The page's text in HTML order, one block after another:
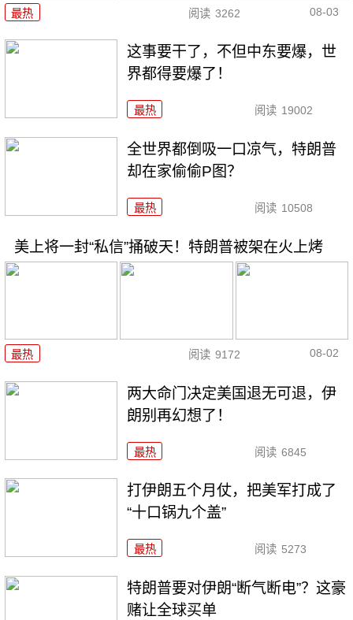
最热 阅读 3262 08-03
这事要干了，不但中东要爆，世
界都得要爆了！
最热 阅读 19002
全世界都倒吸一口凉气，特朗普
却在家偷偷P图？
最热 阅读 10508
美上将一封“私信”捅破天！特朗普被架在火上烤
最热 阅读 9172 08-02
两大命门决定美国退无可退，伊
朗别再幻想了！
最热 阅读 6845
打伊朗五个月仗，把美军打成了
“十口锅九个盖”
最热 阅读 5273
特朗普要对伊朗“断气断电”？这豪
赌让全球买单